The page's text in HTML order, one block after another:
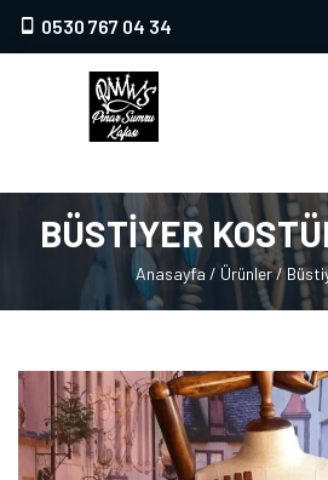
0530 767 04 34
BÜSTİYER
Anasayfa /Ürünler/